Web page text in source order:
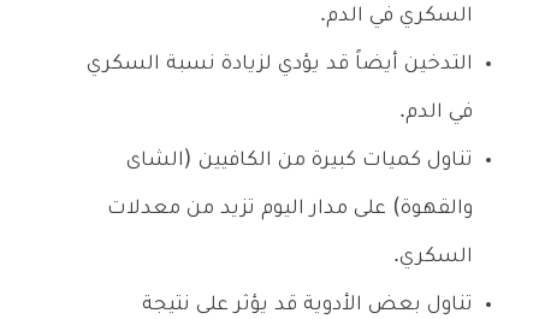
السكري في الدم.
التدخين أيضاً قد يؤدي لزيادة نسبة السكري
في الدم.
تناول كميات كبيرة من الكافيين (الشاى
والقهوة) على مدار اليوم تزيد من معدلات
السكري.
تناول بعض الأدوية قد يؤثر على نتيجة